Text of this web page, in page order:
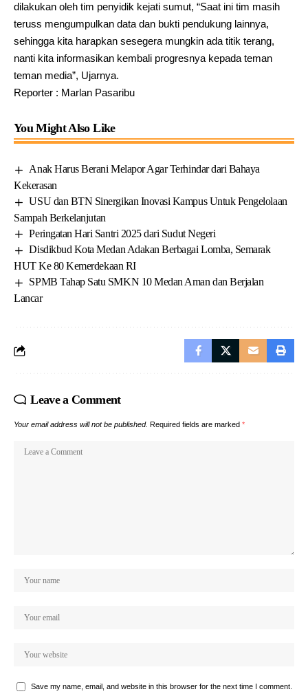
dilakukan oleh tim penyidik kejati sumut, “Saat ini tim masih
teruss mengumpulkan data dan bukti pendukung lainnya,
sehingga kita harapkan sesegera mungkin ada titik terang,
nanti kita informasikan kembali progresnya kepada teman
teman media”, Ujarnya.
Reporter : Marlan Pasaribu
You Might Also Like
Anak Harus Berani Melapor Agar Terhindar dari Bahaya
Kekerasan
USU dan BTN Sinergikan Inovasi Kampus Untuk Pengelolaan
Sampah Berkelanjutan
Peringatan Hari Santri 2025 dari Sudut Negeri
Disdikbud Kota Medan Adakan Berbagai Lomba, Semarak
HUT Ke 80 Kemerdekaan RI
SPMB Tahap Satu SMKN 10 Medan Aman dan Berjalan
Lancar
Leave a Comment
Your email address will not be published. Required fields are marked *
Save my name, email, and website in this browser for the next time I comment.